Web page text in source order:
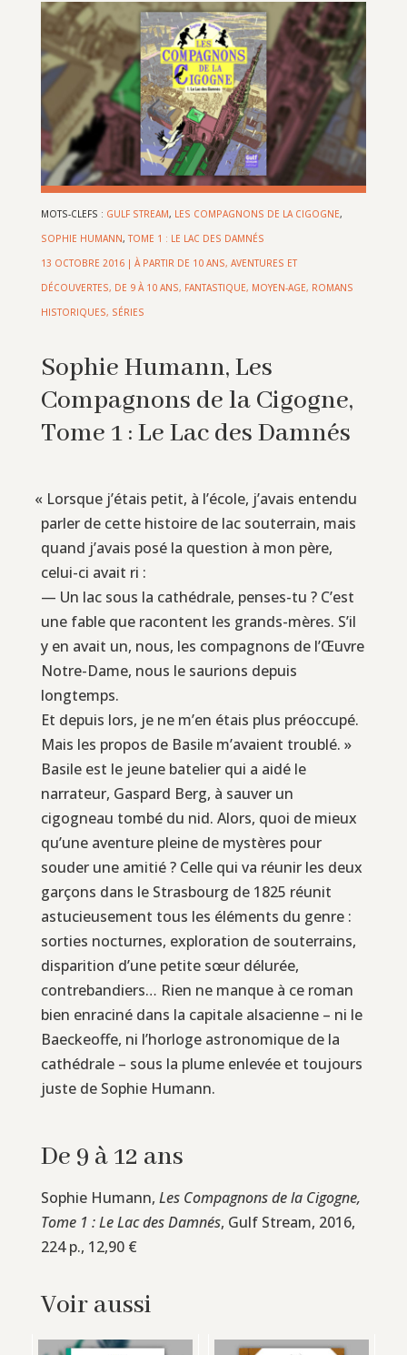
MOTS-CLEFS : GULF STREAM, LES COMPAGNONS DE LA CIGOGNE,
SOPHIE HUMANN,TOME 1 : LE LAC DES DAMNÉS
13 OCTOBRE 2016| À PARTIR DE 10 ANS, AVENTURES ET
DÉCOUVERTES, DE 9 À 10 ANS, FANTASTIQUE, MOYEN-AGE, ROMANS
HISTORIQUES, SÉRIES
Sophie Humann, Les
Compagnons de la Cigogne,
Tome 1 : Le Lac des Damnés
« Lorsque j’étais petit, à l’école, j’avais entendu
parler de cette histoire de lac souterrain, mais
quand j’avais posé la question à mon père,
celui-ci avait ri :
— Un lac sous la cathédrale, penses-tu ? C’est
une fable que racontent les grands-mères. S’il
y en avait un, nous, les compagnons de l’Œuvre
Notre-Dame, nous le saurions depuis
longtemps.
Et depuis lors, je ne m’en étais plus préoccupé.
Mais les propos de Basile m’avaient troublé. »
Basile est le jeune batelier qui a aidé le
narrateur, Gaspard Berg, à sauver un
cigogneau tombé du nid. Alors, quoi de mieux
qu’une aventure pleine de mystères pour
souder une amitié ? Celle qui va réunir les deux
garçons dans le Strasbourg de 1825 réunit
astucieusement tous les éléments du genre :
sorties nocturnes, exploration de souterrains,
disparition d’une petite sœur délurée,
contrebandiers… Rien ne manque à ce roman
bien enraciné dans la capitale alsacienne – ni le
Baeckeoffe, ni l’horloge astronomique de la
cathédrale – sous la plume enlevée et toujours
juste de Sophie Humann.
De 9 à 12 ans
Sophie Humann, Les Compagnons de la Cigogne,
Tome 1 : Le Lac des Damnés, Gulf Stream, 2016,
224 p., 12,90 €
Voir aussi